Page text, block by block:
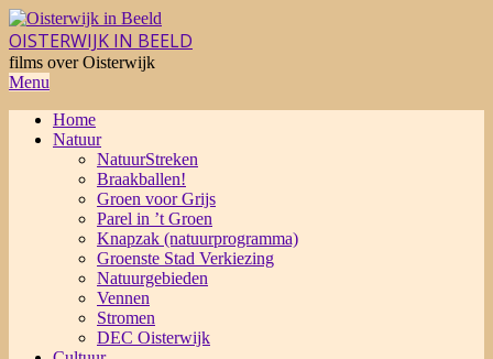
Skip
to
content
OISTERWIJK IN BEELD
films over Oisterwijk
Primary
Menu
Menu
Home
Natuur
NatuurStreken
Braakballen!
Groen voor Grijs
Parel in ’t Groen
Knapzak (natuurprogramma)
Groenste Stad Verkiezing
Natuurgebieden
Vennen
Stromen
DEC Oisterwijk